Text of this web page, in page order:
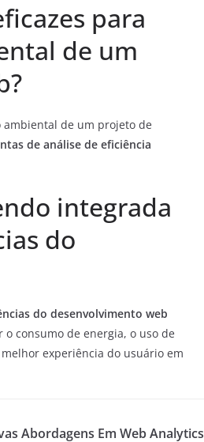
para
de um
de um projeto de
de análise de eficiência
integrada
do
do desenvolvimento web
consumo de energia, o uso de
experiência do usuário em
Abordagens Em Web Analytics